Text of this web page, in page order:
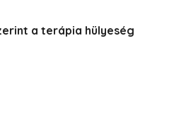
a terápia hülyeség